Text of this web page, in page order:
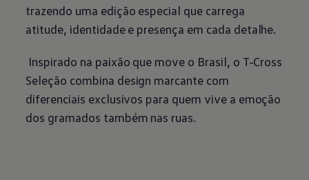
trazendo uma edição especial que carrega
atitude, identidade e presença em cada detalhe.
Inspirado na paixão que move o Brasil, o T-Cross
Seleção combina design marcante com
diferenciais exclusivos para quem vive a emoção
dos gramados também nas ruas.